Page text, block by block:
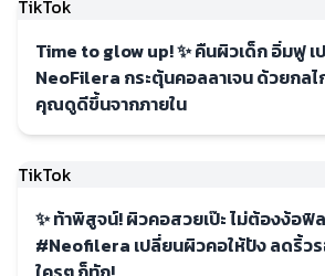
TikTok
Time to glow up! ✨ คืนผิวเด็ก อิ่มฟู
NeoFilera กระตุ้นคอลลาเจน ด้วยกล
คุณดูดีขึ้นจากภายใน
TikTok
✨ ท้าพิสูจน์! ผิวคอสวยเป๊ะ ไม่ต้องง้อฟิ
#Neofilera เปลี่ยนผิวคอให้ปัง ลดริ้ว